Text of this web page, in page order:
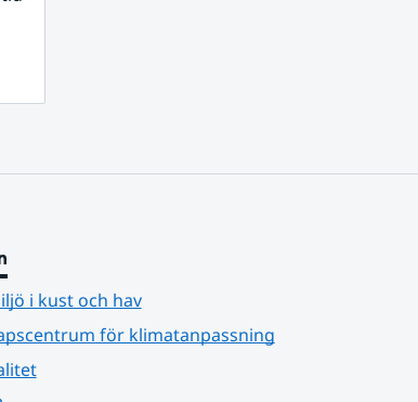
i kust och hav
för klimatanpassning